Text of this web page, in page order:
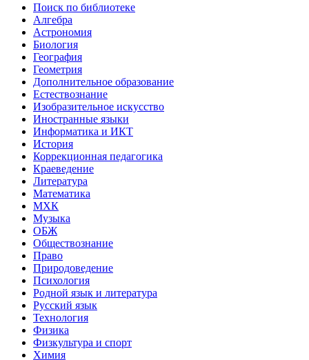
Поиск по библиотеке
Алгебра
Астрономия
Биология
География
Геометрия
Дополнительное образование
Естествознание
Изобразительное искусство
Иностранные языки
Информатика и ИКТ
История
Коррекционная педагогика
Краеведение
Литература
Математика
МХК
Музыка
ОБЖ
Обществознание
Право
Природоведение
Психология
Родной язык и литература
Русский язык
Технология
Физика
Физкультура и спорт
Химия